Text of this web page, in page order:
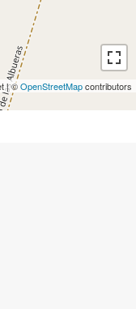
| ©OpenStreetMapcontributors